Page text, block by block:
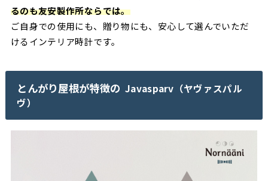
るのも友安製作所ならでは。
ご自身での使用にも、贈り物にも、安心して選んでいただ
けるインテリア時計です。
とんがり屋根が特徴の Javasparv（ヤヴァスパル
ヴ）